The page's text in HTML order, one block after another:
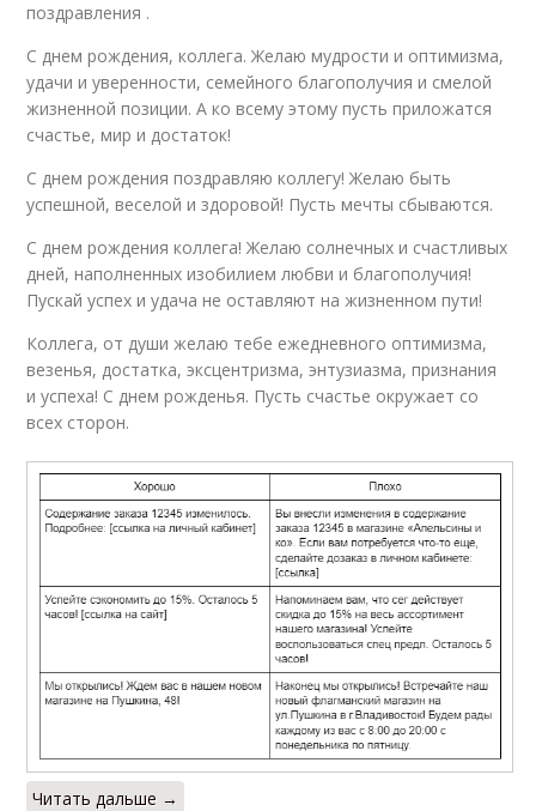
поздравления .
С днем рождения, коллега. Желаю мудрости и оптимизма,
удачи и уверенности, семейного благополучия и смелой
жизненной позиции. А ко всему этому пусть приложатся
счастье, мир и достаток!
С днем рождения поздравляю коллегу! Желаю быть
успешной, веселой и здоровой! Пусть мечты сбываются.
С днем рождения коллега! Желаю солнечных и счастливых
дней, наполненных изобилием любви и благополучия!
Пускай успех и удача не оставляют на жизненном пути!
Коллега, от души желаю тебе ежедневного оптимизма,
везенья, достатка, эксцентризма, энтузиазма, признания
и успеха! С днем рожденья. Пусть счастье окружает со
всех сторон.
Читать дальше →